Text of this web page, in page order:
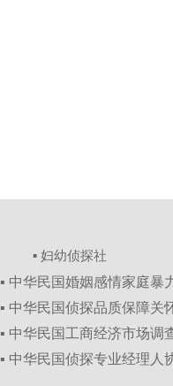
▪ 妇幼侦探社
▪ 中华民国婚姻感情家庭暴
▪ 中华民国侦探品质保障关
▪ 中华民国工商经济市场调
▪ 中华民国侦探专业经理人